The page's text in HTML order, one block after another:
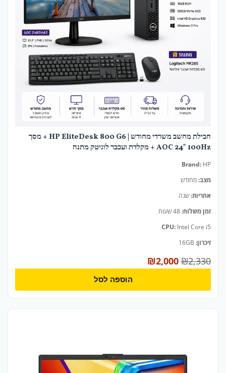
חבילת מחשב משרדי מחודש | HP EliteDesk 800 G6 + מסך
AOC 24" 100Hz + מקלדת ועכבר לוגיטק מתנה
Brand: HP
מצב:מחודש
אחריות:שנה
זמן משלוח:
CPU: Intel Core i5
זיכרון:
₪2,330
₪2,000
הוספה לסל